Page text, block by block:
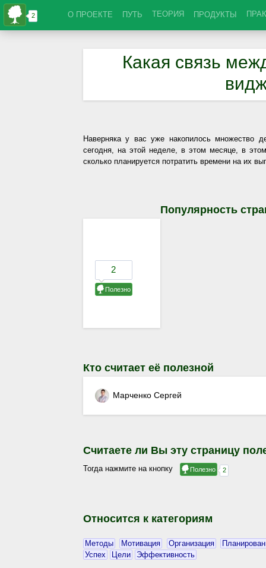
О ПРОЕКТЕ ПУТЬ ТЕОРИЯ ПРОДУКТЫ
Какая связь
Наверняка у вас уже накопилось множество
сегодня, на этой неделе, в этом месяце, в
сколько планируется потратить времени на их
Популярность
Кто считает её полезной
Марченко Сергей
Считаете ли Вы эту страницу
Тогда нажмите на кнопку
Относится к категориям
Методы Мотивация Организация
Успех
Цели Эффективность